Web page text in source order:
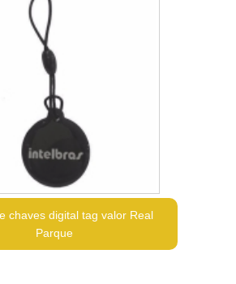
chaves digital tag valor Real
Parque